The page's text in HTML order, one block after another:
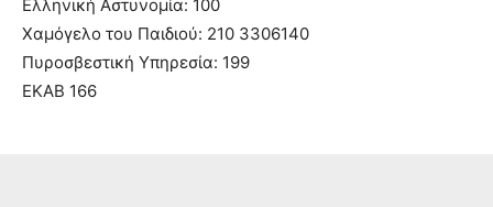
Ελληνική Αστυνομία: 100
Χαμόγελο του Παιδιού: 210 3306140
Πυροσβεστική Υπηρεσία: 199
ΕΚΑΒ 166